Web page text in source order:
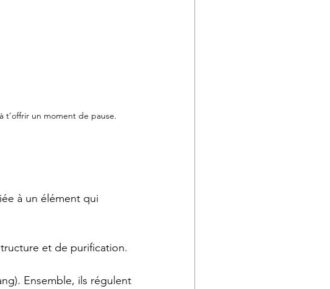
un moment de pause.
à un élément qui
et de purification.
Ensemble, ils régulent